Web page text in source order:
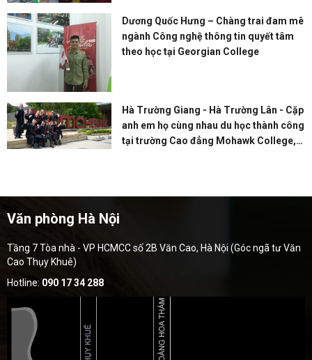
Dương Quốc Hưng – Chàng trai đam mê
ngành Công nghệ thông tin quyết tâm
theo học tại Georgian College
Hà Trường Giang - Hà Trường Lân - Cặp
anh em họ cùng nhau du học thành công
tại trường Cao đẳng Mohawk College,
Văn phòng Hà Nội
Tầng 7 Tòa nhà - VP HCMCC số 2B Văn Cao, Hà Nội (Góc ngã tư Văn
Cao Thụy Khuê)
Hotline: 090 17 34 288